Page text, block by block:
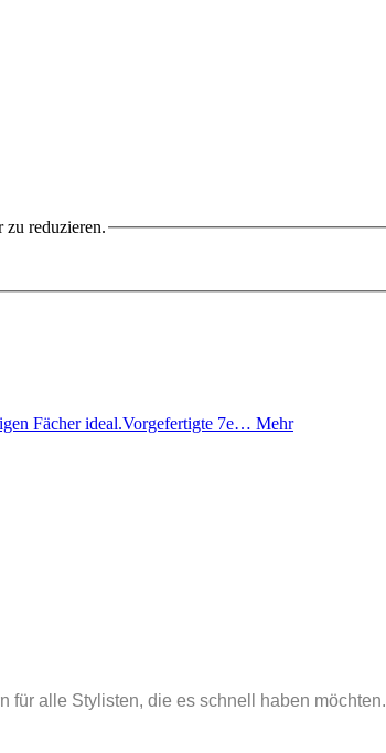
zu reduzieren.
Fächer ideal.Vorgefertigte 7e… Mehr
für alle Stylisten, die es schnell haben möchten.